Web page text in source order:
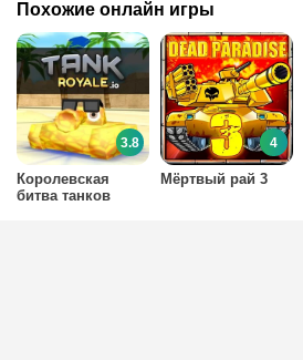
Похожие онлайн игры
Королевская
битва танков
3.8
Мёртвый рай 3
4